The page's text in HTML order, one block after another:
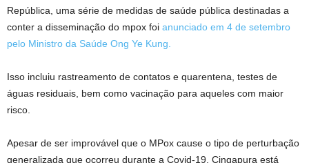
República, uma série de medidas de saúde pública destinadas a
conter a disseminação do mpox foi anunciado em 4 de setembro
pelo Ministro da Saúde Ong Ye Kung.
Isso incluiu rastreamento de contatos e quarentena, testes de
águas residuais, bem como vacinação para aqueles com maior
risco.
Apesar de ser improvável que o MPox cause o tipo de perturbação
generalizada que ocorreu durante a Covid-19, Cingapura está